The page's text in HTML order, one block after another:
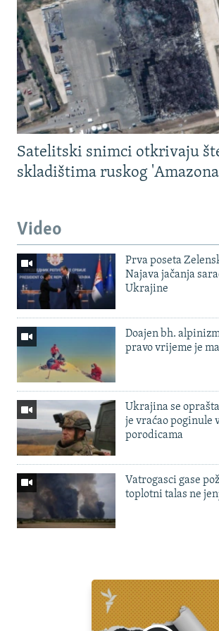
Satelitski snimci otkrivaju
skladištima ruskog
Video
Prva poseta
Najava jačanja
Ukrajine
Doajen bh.
pravo vrijeme je
Ukrajina se
je vraćao poginule
porodicama
Vatrogasci gase
toplotni talas ne